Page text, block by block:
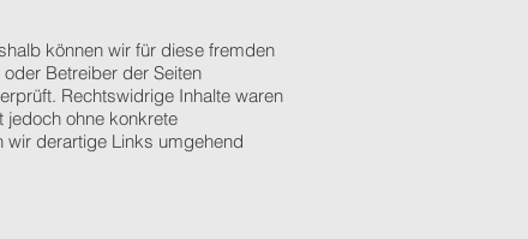
können wir für diese fremden
Betreiber der Seiten
Rechtswidrige Inhalte waren
jedoch ohne konkrete
wir derartige Links umgehend